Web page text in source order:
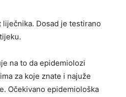
Dosad je testirano
na to da epidemiolozi
za koje znate i najuže
Očekivano epidemiološka